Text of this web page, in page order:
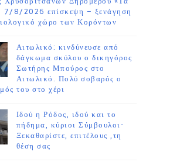
7/8/2026 επίσκεψη – ξενάγηση
χώρο των Κορόντων
Αιτωλικό: κινδύνευσε από
δάγκωμα σκύλου ο δικηγόρος
Σωτήρης Μπούρος στο
Αιτωλικό. Πολύ σοβαρός ο
του στο χέρι
Ιδού η Ρόδος, ιδού και το
πήδημα, κύριοι Σύμβουλοι-
Ξεκαθαρίστε, επιτέλους ,τη
θέση σας